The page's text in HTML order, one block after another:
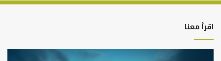
اقرأ معنا
كيف